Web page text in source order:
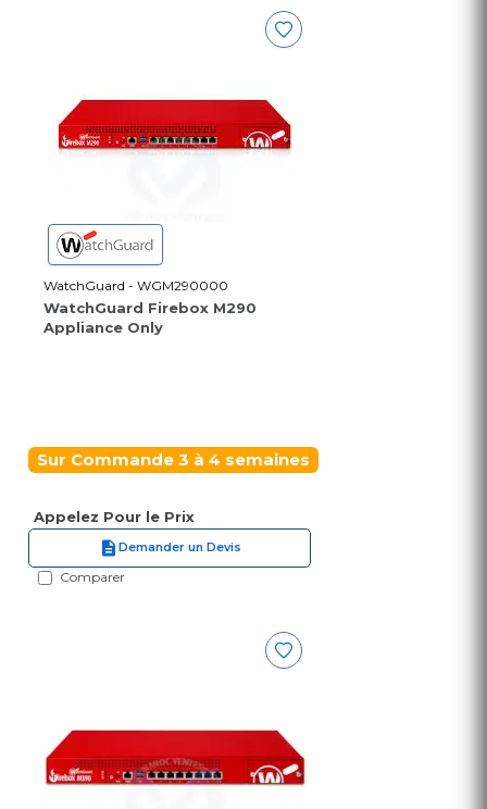
WatchGuard - WGM290000
WatchGuard Firebox M290
Appliance Only
Sur Commande 3 à 4 semaines
Appelez Pour le Prix
Demander un Devis
Comparer